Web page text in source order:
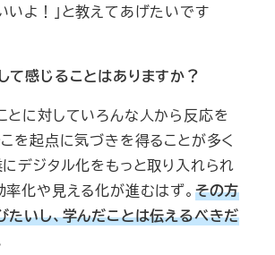
いよ！」と教えてあげたいです
て感じることはありますか？
とに対していろんな人から反応を
こを起点に気づきを得ることが多く
デジタル化をもっと取り入れられ
率化や見える化が進むはず。 その方
たいし、学んだことは伝えるべきだ